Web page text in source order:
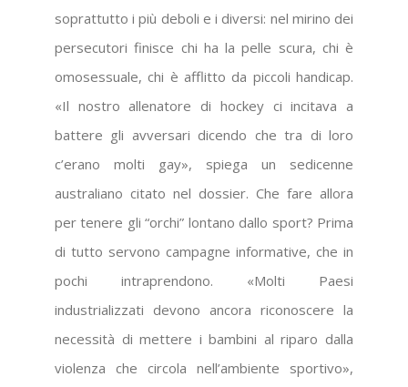
soprattutto i più deboli e i diversi: nel mirino dei
persecutori finisce chi ha la pelle scura, chi è
omosessuale, chi è afflitto da piccoli handicap.
«Il nostro allenatore di hockey ci incitava a
battere gli avversari dicendo che tra di loro
c’erano molti gay», spiega un sedicenne
australiano citato nel dossier. Che fare allora
per tenere gli “orchi” lontano dallo sport? Prima
di tutto servono campagne informative, che in
pochi intraprendono. «Molti Paesi
industrializzati devono ancora riconoscere la
necessità di mettere i bambini al riparo dalla
violenza che circola nell’ambiente sportivo»,